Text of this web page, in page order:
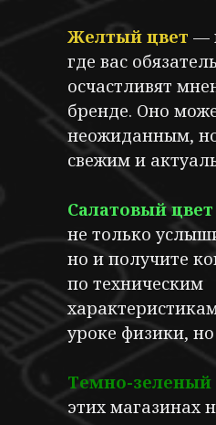
Желтый цвет —
где вас
осчастливят
бренде. Оно
неожиданным,
свежим и
Салатовый цвет
не только
но и получите
по техническим
уроке физики,
Темно-зеленый
этих магазинах